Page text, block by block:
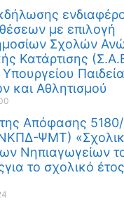
με επιλογή
Σχολών
Κατάρτισης
και Αθλητισμού
Απόφασης
ΨΜΤ)
Νηπιαγωγείων
το σχολικό